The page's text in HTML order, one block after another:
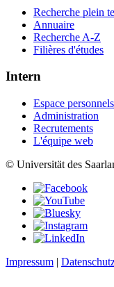
Recherche plein
Annuaire
Recherche A-Z
Filières d'études
Intern
Espace personnels
Administration
Recrutements
L'équipe web
© Universität des
Impressum |